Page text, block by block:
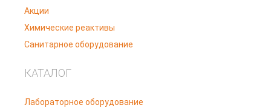
Акции
Химические реактивы
Санитарное оборудование
КАТАЛОГ
Лабораторное оборудование